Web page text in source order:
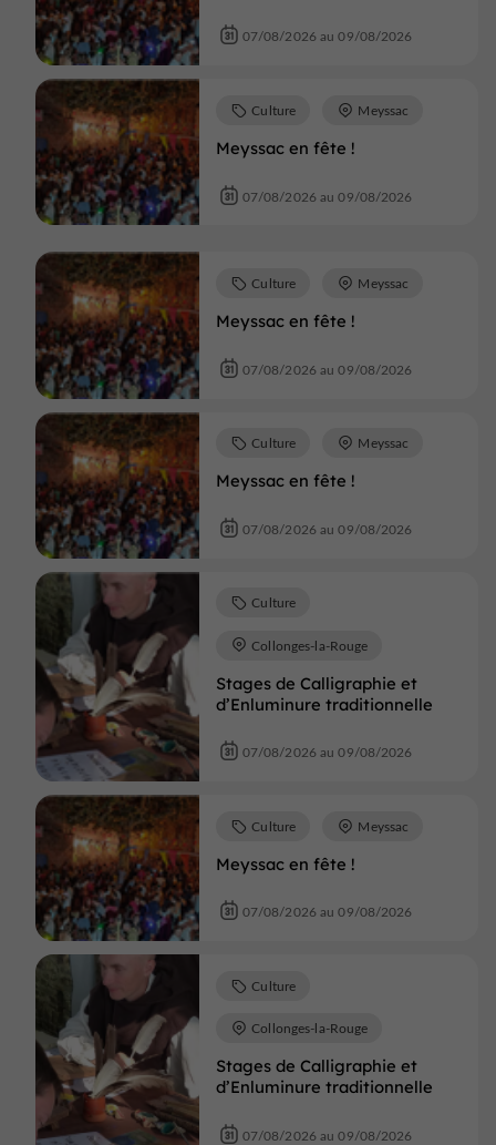
07/08/2026 au 09/08/2026
Meyssac en fête !
Culture Meyssac
07/08/2026 au 09/08/2026
Meyssac en fête !
Culture Meyssac
07/08/2026 au 09/08/2026
Meyssac en fête !
Culture Meyssac
07/08/2026 au 09/08/2026
Stages de Calligraphie et
d’Enluminure traditionnelle
Culture
Collonges-la-Rouge
07/08/2026 au 09/08/2026
Meyssac en fête !
Culture Meyssac
07/08/2026 au 09/08/2026
Stages de Calligraphie et
d’Enluminure traditionnelle
Culture
Collonges-la-Rouge
07/08/2026 au 09/08/2026